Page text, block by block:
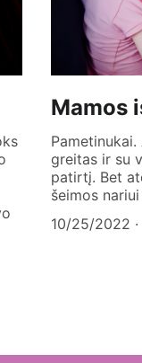
Mamos
greitas ir su
patirtį. Bet
šeimos
10/25/2022